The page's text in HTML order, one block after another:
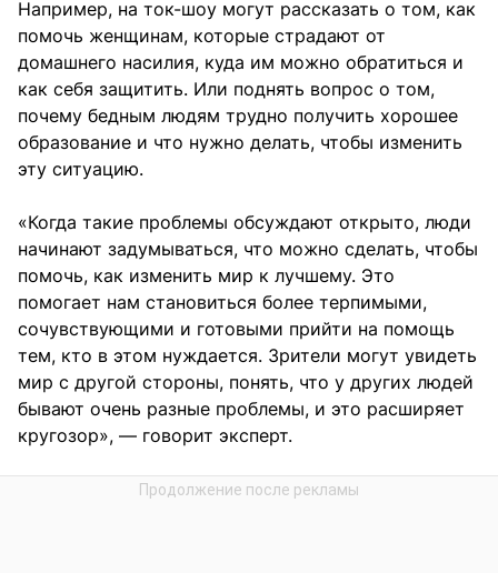
Например, на ток-шоу могут рассказать о том, как
помочь женщинам, которые страдают от
домашнего насилия, куда им можно обратиться и
как себя защитить. Или поднять вопрос о том,
почему бедным людям трудно получить хорошее
образование и что нужно делать, чтобы изменить
эту ситуацию.
«Когда такие проблемы обсуждают открыто, люди
начинают задумываться, что можно сделать, чтобы
помочь, как изменить мир к лучшему. Это
помогает нам становиться более терпимыми,
сочувствующими и готовыми прийти на помощь
тем, кто в этом нуждается. Зрители могут увидеть
мир с другой стороны, понять, что у других людей
бывают очень разные проблемы, и это расширяет
кругозор», — говорит эксперт.